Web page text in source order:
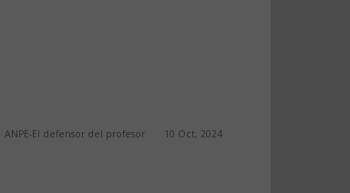
ANPE-El defensor del profesor 10 Oct, 2024